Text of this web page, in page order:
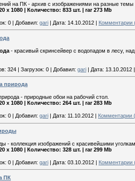
на ПК - архив с изображениями на разные темы
x 1080 | Количество: 833 шт. | rar 273 Mb
0 | Добавил: gari | Дата: 14.10.2012 | Комментарии
- красивый скринсейвер с водопадом в лесу,
324 | Загрузок: 0 | Добавил: gari | Дата: 13.10.2012
природа
- природные обои на рабочий стол.
x 1080 | Количество: 264 шт. | rar 283 Mb
0 Добавил: gari Дата: 11.10.2012 Комментарии
- коллекция изображений с красивейшими
x 1080 | Количество: 328 шт. | rar 299 Mb
0 | Добавил: gari | Дата: 03.10.2012 | Комментарии
ПК